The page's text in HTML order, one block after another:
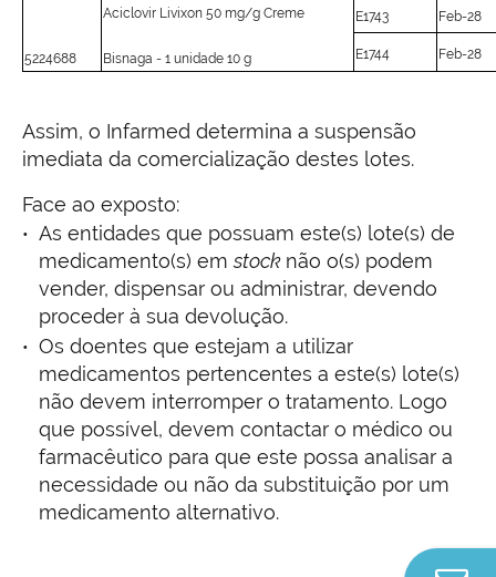
5224688
Aciclovir Livixon 50 mg/g Creme
Bisnaga - 1 unidade 10 g
E1743 Feb-28
E1744 Feb-28
Assim, o Infarmed determina a suspensão
imediata da comercialização destes lotes.
Face ao exposto:
As entidades que possuam este(s) lote(s) de
medicamento(s) emstock não o(s) podem
vender, dispensar ou administrar, devendo
proceder à sua devolução.
Os doentes que estejam a utilizar
medicamentos pertencentes a este(s) lote(s)
não devem interromper o tratamento. Logo
que possível, devem contactar o médico ou
farmacêutico para que este possa analisar a
necessidade ou não da substituição por um
medicamento alternativo.